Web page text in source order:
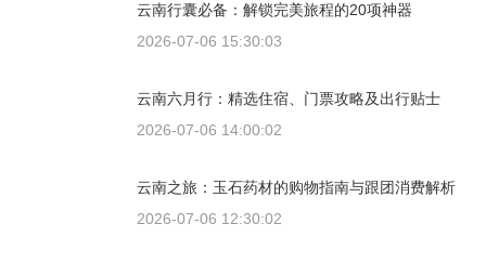
云南行囊必备：解锁完美旅程的20项神器
2026-07-06 15:30:03
云南六月行：精选住宿、门票攻略及出行贴士
2026-07-06 14:00:02
云南之旅：玉石药材的购物指南与跟团消费解析
2026-07-06 12:30:02